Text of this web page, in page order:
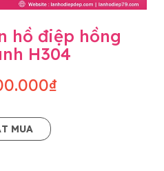
hồ điệp hồng
H304
MUA